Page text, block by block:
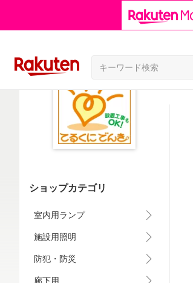
ショップカテゴリ
室内用ランプ
施設用照明
防犯・防災
廊下用